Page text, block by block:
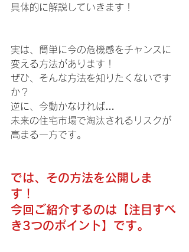
具体的に解説していきます！
実は、簡単に今の危機感をチャンスに
変える方法があります！
ぜひ、そんな方法を知りたくないです
か？
逆に、今動かなければ…
未来の住宅市場で淘汰されるリスクが
高まる一方です。
では、その方法を公開しま
す！
今回ご紹介するのは【注目すべ
き3つのポイント】です。